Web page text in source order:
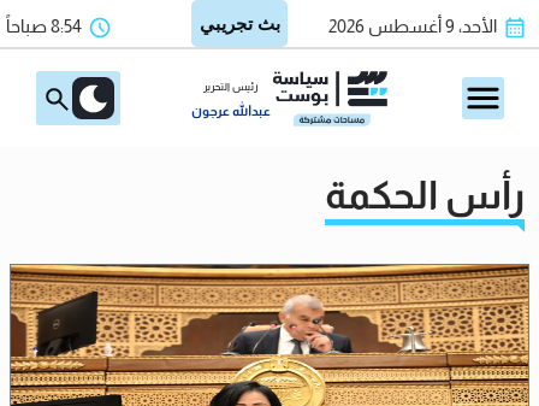
الأحد، 9 أغسطس 2026 8:54 صباحاً
رئيس التحرير
عبدالله عرجون
رأس الحكمة